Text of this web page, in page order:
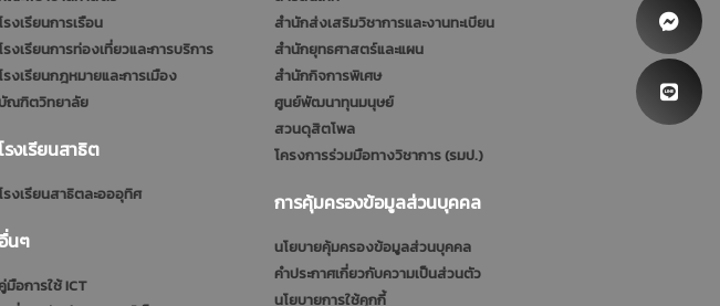
รงเรียนการเรือน
รงเรียนการท่องเที่ยวและการบริการ
รงเรียนกฎหมายและการเมือง
ณฑิตวิทยาลัย
รงเรียนสาธิต
รงเรียนสาธิตละอออุทิศ
อื่นๆ
มือการใช้ ICT
สำนักส่งเสริมวิชาการและงานทะเบียน
สำนักยุทธศาสตร์และแผน
สำนักกิจการพิเศษ
ศูนย์พัฒนาทุนมนุษย์
สวนดุสิตโพล
โครงการร่วมมือทางวิชาการ (รมป.)
การคุ้มครองข้อมูลส่วนบุคคล
นโยบายคุ้มครองข้อมูลส่วนบุคคล
คำประกาศเกี่ยวกับความเป็นส่วนตัว
นโยบายการใช้คุกกี้